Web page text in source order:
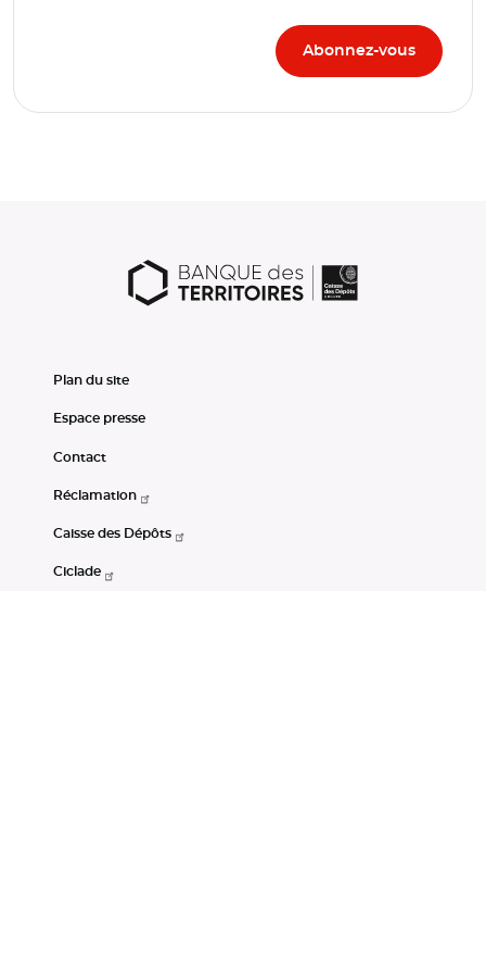
Plan du site
Espace presse
Contact
Réclamation
Caisse des Dépôts
Ciclade